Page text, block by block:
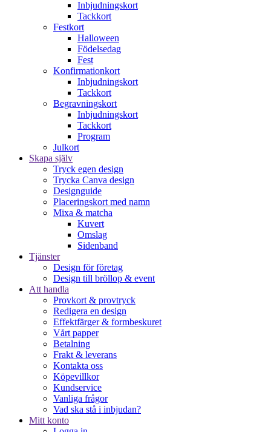
Inbjudningskort
Tackkort
Festkort
Halloween
Födelsedag
Fest
Konfirmationkort
Inbjudningskort
Tackkort
Begravningskort
Inbjudningskort
Tackkort
Program
Julkort
Skapa själv
Tryck egen design
Trycka Canva design
Designguide
Placeringskort med namn
Mixa & matcha
Kuvert
Omslag
Sidenband
Tjänster
Design för företag
Design till bröllop & event
Att handla
Provkort & provtryck
Redigera en design
Effektfärger & formbeskuret
Vårt papper
Betalning
Frakt & leverans
Kontakta oss
Köpevillkor
Kundservice
Vanliga frågor
Vad ska stå i inbjudan?
Mitt konto